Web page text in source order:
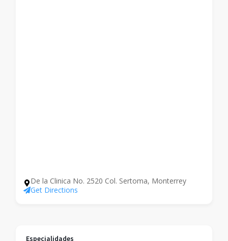
De la Clinica No. 2520 Col. Sertoma, Monterrey
Get Directions
Especialidades